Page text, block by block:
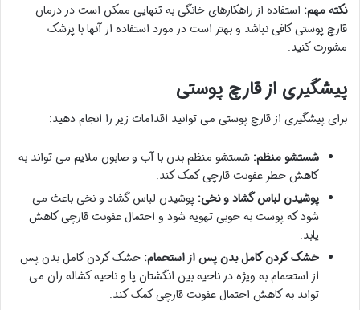
نکته مهم: استفاده از راهکارهای خانگی به تنهایی ممکن است در درمان
قارچ پوستی کافی نباشد و بهتر است در مورد استفاده از آنها با پزشک
مشورت کنید.
پیشگیری از قارچ پوستی
برای پیشگیری از قارچ پوستی می توانید اقدامات زیر را انجام دهید:
شستشو منظم: شستشو منظم بدن با آب و صابون ملایم می تواند به
کاهش خطر عفونت قارچی کمک کند.
پوشیدن لباس گشاد و نخی: پوشیدن لباس گشاد و نخی باعث می
شود که پوست به خوبی تهویه شود و احتمال عفونت قارچی کاهش
یابد.
خشک کردن کامل بدن پس از استحمام: خشک کردن کامل بدن پس
از استحمام به ویژه در ناحیه بین انگشتان پا و ناحیه کشاله ران می
تواند به کاهش احتمال عفونت قارچی کمک کند.